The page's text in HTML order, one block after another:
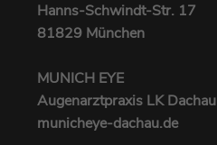
Hanns-Schwindt-Str. 17
81829 München
MUNICH EYE
Augenarztpraxis LK Dachau
municheye-dachau.de